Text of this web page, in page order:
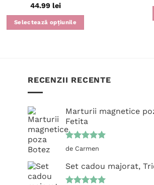
44.99 lei
Selectează opțiunile
RECENZII RECENTE
Marturii magnetice
Fetita
Evaluat la
de Carmen
Set cadou majorat,